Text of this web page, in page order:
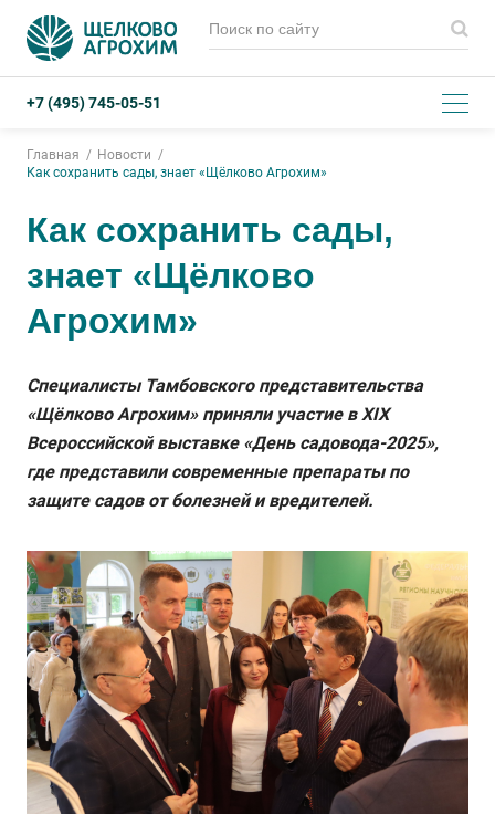
+7 (495) 745-05-51
Главная
Новости
Как сохранить сады, знает «Щёлково Агрохим»
Как сохранить сады,
знает «Щёлково
Агрохим»
Специалисты Тамбовского представительства
«Щёлково Агрохим» приняли участие в XIX
Всероссийской выставке «День садовода-2025»,
где представили современные препараты по
защите садов от болезней и вредителей.